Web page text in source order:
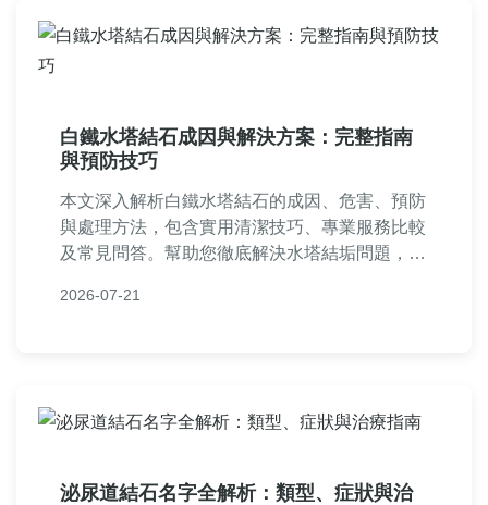
白鐵水塔結石成因與解決方案：完整指南
與預防技巧
本文深入解析白鐵水塔結石的成因、危害、預防
與處理方法，包含實用清潔技巧、專業服務比較
及常見問答。幫助您徹底解決水塔結垢問題，延
驗，提供詳盡指南。
2026-07-21
泌尿道結石名字全解析：類型、症狀與治